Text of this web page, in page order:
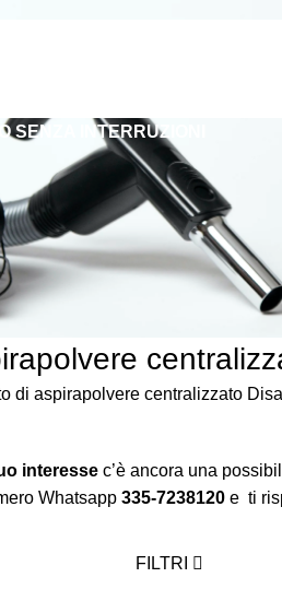
SENZA INTERRUZIONI
di aspirapolvere centralizzato
interesse c’è ancora una
Whatsapp 335-7238120 e ti
FILTRI